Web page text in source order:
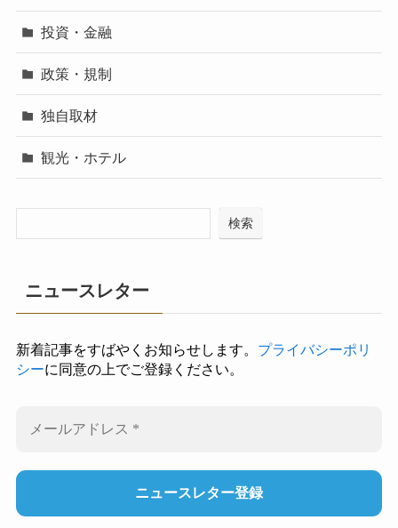
投資・金融
政策・規制
独自取材
観光・ホテル
検索
ニュースレター
新着記事をすばやくお知らせします。 プライバシーポリ
シーに同意の上でご登録ください。